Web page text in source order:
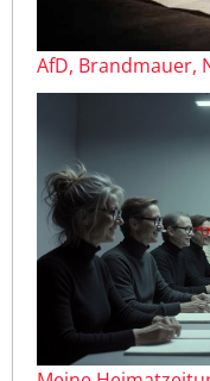
AfD, Brandmauer,